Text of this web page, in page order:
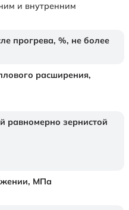
и внутренним
прогрева, %, не более
расширения,
равномерно зернистой
МПа